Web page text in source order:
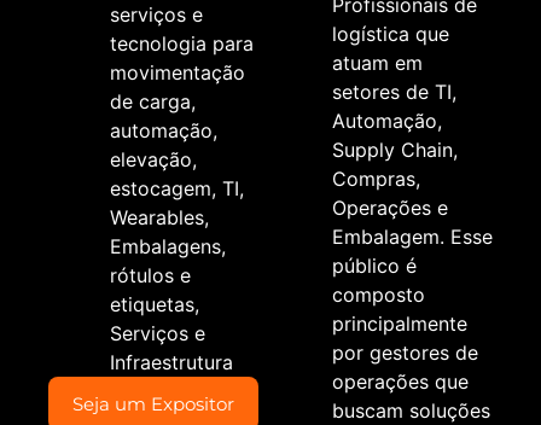
serviços e
tecnologia para
movimentação
de carga,
automação,
elevação,
estocagem, TI,
Wearables,
Embalagens,
rótulos e
etiquetas,
Serviços e
Infraestrutura
Seja um Expositor
Profissionais de
logística que
atuam em
setores de TI,
Automação,
Supply Chain,
Compras,
Operações e
Embalagem. Esse
público é
composto
principalmente
por gestores de
operações que
buscam soluções